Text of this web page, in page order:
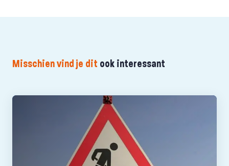
Misschien vind je dit ook interessant